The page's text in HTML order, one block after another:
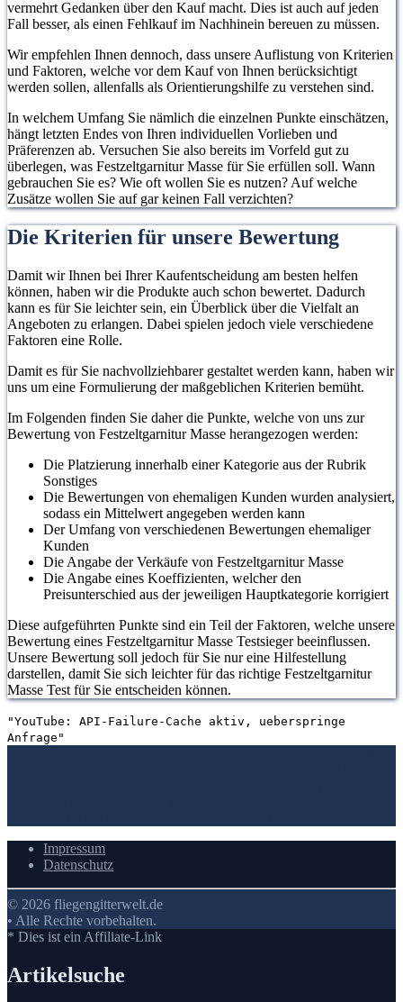
vermehrt Gedanken über den Kauf macht. Dies ist auch auf jeden
Fall besser, als einen Fehlkauf im Nachhinein bereuen zu müssen.
Wir empfehlen Ihnen dennoch, dass unsere Auflistung von Kriterien
und Faktoren, welche vor dem Kauf von Ihnen berücksichtigt
werden sollen, allenfalls als Orientierungshilfe zu verstehen sind.
In welchem Umfang Sie nämlich die einzelnen Punkte einschätzen,
hängt letzten Endes von Ihren individuellen Vorlieben und
Präferenzen ab. Versuchen Sie also bereits im Vorfeld gut zu
überlegen, was Festzeltgarnitur Masse für Sie erfüllen soll. Wann
gebrauchen Sie es? Wie oft wollen Sie es nutzen? Auf welche
Zusätze wollen Sie auf gar keinen Fall verzichten?
Die Kriterien für unsere Bewertung
Damit wir Ihnen bei Ihrer Kaufentscheidung am besten helfen
können, haben wir die Produkte auch schon bewertet. Dadurch
kann es für Sie leichter sein, ein Überblick über die Vielfalt an
Angeboten zu erlangen. Dabei spielen jedoch viele verschiedene
Faktoren eine Rolle.
Damit es für Sie nachvollziehbarer gestaltet werden kann, haben wir
uns um eine Formulierung der maßgeblichen Kriterien bemüht.
Im Folgenden finden Sie daher die Punkte, welche von uns zur
Bewertung von Festzeltgarnitur Masse herangezogen werden:
Die Platzierung innerhalb einer Kategorie aus der Rubrik
Sonstiges
Die Bewertungen von ehemaligen Kunden wurden analysiert,
sodass ein Mittelwert angegeben werden kann
Der Umfang von verschiedenen Bewertungen ehemaliger
Kunden
Die Angabe der Verkäufe von Festzeltgarnitur Masse
Die Angabe eines Koeffizienten, welcher den
Preisunterschied aus der jeweiligen Hauptkategorie korrigiert
Diese aufgeführten Punkte sind ein Teil der Faktoren, welche unsere
Bewertung eines Festzeltgarnitur Masse Testsieger beeinflussen.
Unsere Bewertung soll jedoch für Sie nur eine Hilfestellung
darstellen, damit Sie sich leichter für das richtige Festzeltgarnitur
Masse Test für Sie entscheiden können.
"YouTube: API-Failure-Cache aktiv, ueberspringe
Anfrage"
Impressum
Datenschutz
© 2026 fliegengitterwelt.de
• Alle Rechte vorbehalten.
* Dies ist ein Affiliate-Link
Artikelsuche